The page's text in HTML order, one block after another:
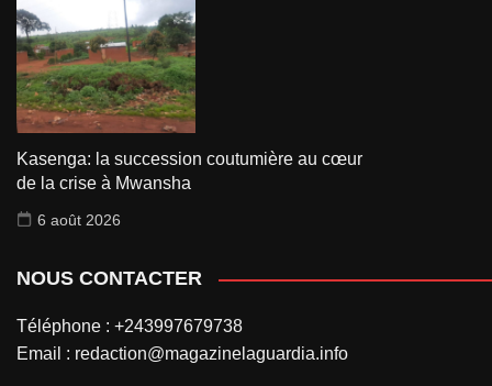
Kasenga: la succession coutumière au cœur
de la crise à Mwansha
6 août 2026
NOUS CONTACTER
Téléphone : +243997679738
Email : redaction@magazinelaguardia.info